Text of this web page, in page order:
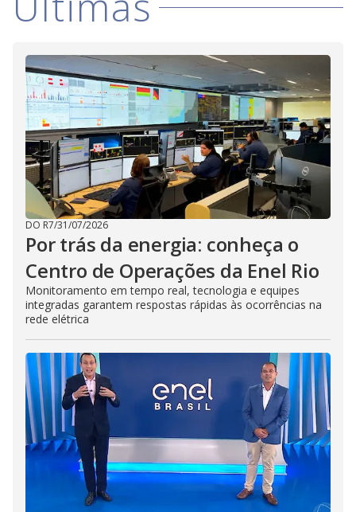
i
d
e
o
DO R7/31/07/2026
Por trás da energia: conheça o
Centro de Operações da Enel Rio
Monitoramento em tempo real, tecnologia e equipes
integradas garantem respostas rápidas às ocorrências na
rede elétrica